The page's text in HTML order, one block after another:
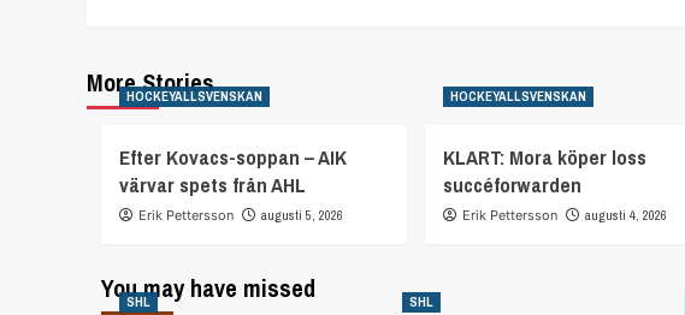
More Stories
HOCKEYALLSVENSKAN
Efter Kovacs-soppan – AIK
värvar spets från AHL
Erik Pettersson augusti 5, 2026
HOCKEYALLSVENSKAN
KLART: Mora köper loss
succéforwarden
Erik Pettersson augusti 4, 2026
You may have missed
SHL SHL